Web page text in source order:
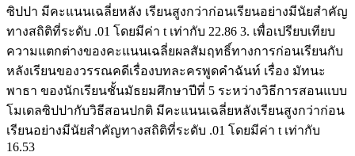
ซิปปา มีคะแนนเฉลี่ยหลัง เรียนสูงกว่าก่อนเรียนอย่างมีนัยสำคัญ
ทางสถิติที่ระดับ .01 โดยมีค่า t เท่ากับ 22.86 3. เพื่อเปรียบเทียบ
ความแตกต่างของคะแนนเฉลี่ยผลสัมฤทธิ์ทางการก่อนเรียนกับ
หลังเรียนของวรรณคดีเรื่องบทละครพูดคำฉันท์ เรื่อง มัทนะ
พาธา ของนักเรียนชั้นมัธยมศึกษาปีที่ 5 ระหว่างวิธีการสอนแบบ
โมเดลซิปปากับวิธีสอนปกติ มีคะแนนเฉลี่ยหลังเรียนสูงกว่าก่อน
เรียนอย่างมีนัยสำคัญทางสถิติที่ระดับ .01 โดยมีค่า t เท่ากับ
16.53